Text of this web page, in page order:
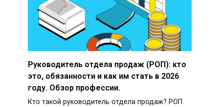
Руководитель отдела продаж (РОП): кто
это, обязанности и как им стать в 2026
году. Обзор профессии.
Кто такой руководитель отдела продаж? РОП